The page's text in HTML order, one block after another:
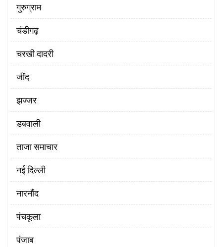
गुरुग्राम
चंडीगढ़
चरखी दादरी
‌जींद
झज्जर
डबवाली
ताजा समाचार
नई दिल्ली
नारनौंद
पंचकूला
पंजाब